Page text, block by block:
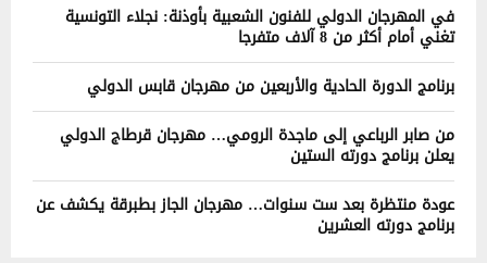
في المهرجان الدولي للفنون الشعبية بأوذنة: نجلاء التونسية
تغني أمام أكثر من 8 آلاف متفرجا
برنامج الدورة الحادية والأربعين من مهرجان قابس الدولي
من صابر الرباعي إلى ماجدة الرومي… مهرجان قرطاج الدولي
يعلن برنامج دورته الستين
عودة منتظرة بعد ست سنوات… مهرجان الجاز بطبرقة يكشف عن
برنامج دورته العشرين